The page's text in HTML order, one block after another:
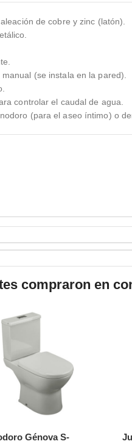
de cobre y zinc (latón).
(se instala en la pared).
controlar el caudal de agua.
(para el aseo íntimo) o
compraron en
Génova S-